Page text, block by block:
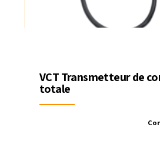
VCT Transmetteur de
totale